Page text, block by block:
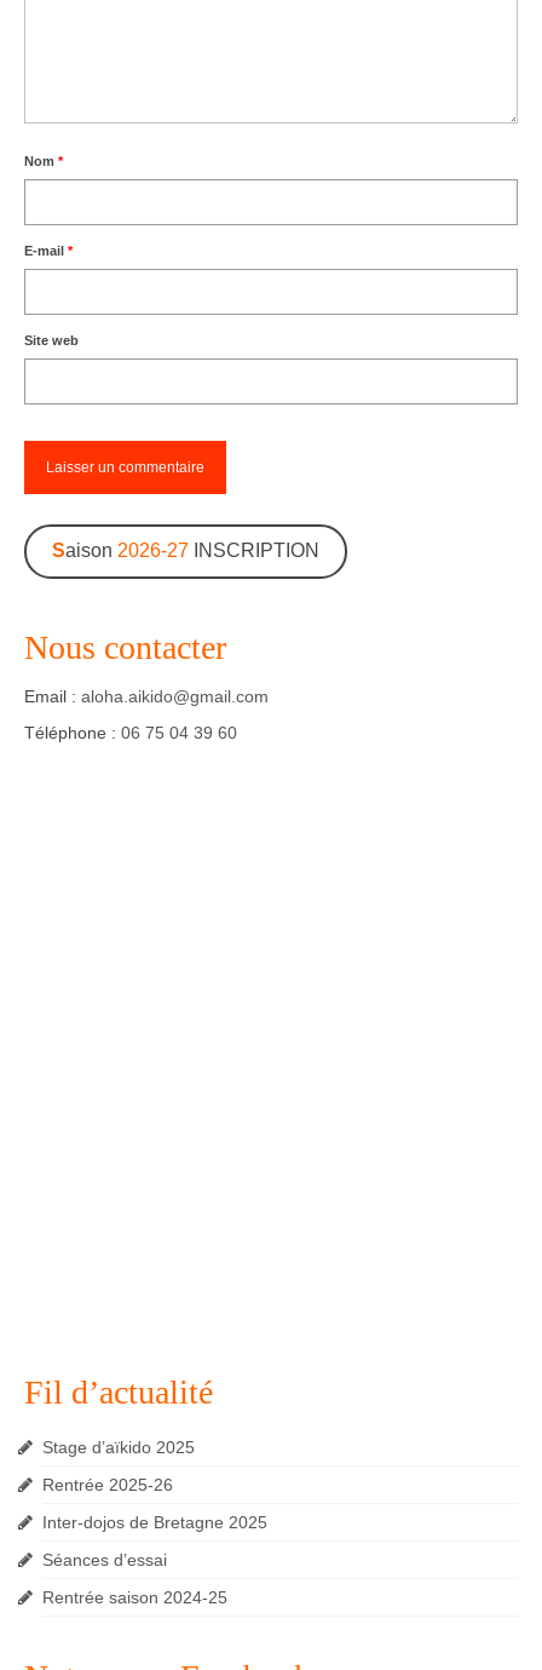
Nom *
E-mail *
Site web
Saison 2026-27INSCRIPTION
Nous contacter
Email : aloha.aikido@gmail.com
Téléphone : 06 75 04 39 60
Fil d’actualité
Stage d’aïkido 2025
Rentrée 2025-26
Inter-dojos de Bretagne 2025
Séances d’essai
Rentrée saison 2024-25